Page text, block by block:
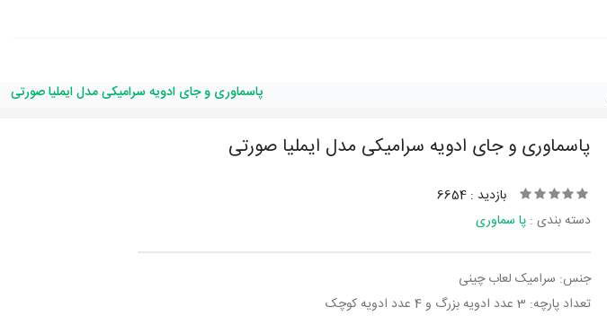
پاسماوری و جای ادویه سرامیکی مدل ایملیا صورتی
پاسماوری و جای ادویه سرامیکی مدل ایملیا صورتی
بازدید : 6654
دسته بندی : پا سماوری
جنس: سرامیک لعاب چینی
تعداد پارچه: 3 عدد ادویه بزرگ و 4 عدد ادویه کوچک